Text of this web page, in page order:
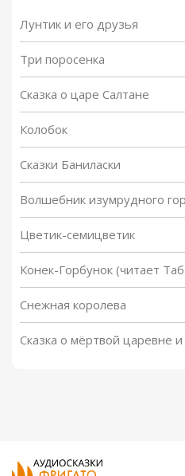
Лунтик и его друзья
Три поросенка
Сказка о царе Салтане
Колобок
Сказки Баниласки
Волшебник изумрудного
Цветик-семицветик
Конек-Горбунок (читает
Снежная королева
Сказка о мёртвой царевне